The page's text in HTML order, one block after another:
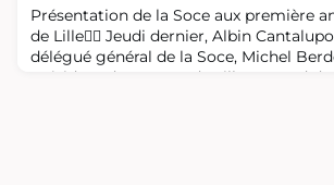
Présentation de la Soce aux première
de Lille👨‍✈️ Jeudi dernier, Albin
délégué général de la Soce, Michel
président du Groupe de Lille, Arnaud de